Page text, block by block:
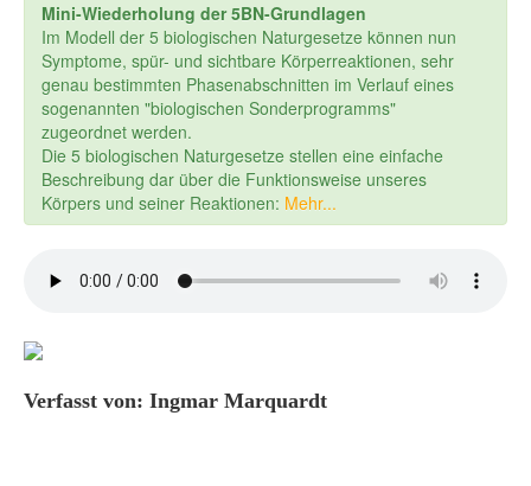
Mini-Wiederholung der 5BN-Grundlagen
Im Modell der 5 biologischen Naturgesetze können nun
Symptome, spür- und sichtbare Körperreaktionen, sehr
genau bestimmten Phasenabschnitten im Verlauf eines
sogenannten "biologischen Sonderprogramms"
zugeordnet werden.
Die 5 biologischen Naturgesetze stellen eine einfache
Beschreibung dar über die Funktionsweise unseres
Körpers und seiner Reaktionen: Mehr...
Verfasst von: Ingmar Marquardt